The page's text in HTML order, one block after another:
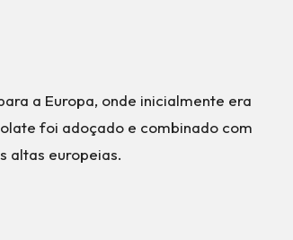
a Europa, onde inicialmente era
foi adoçado e combinado com
altas europeias.